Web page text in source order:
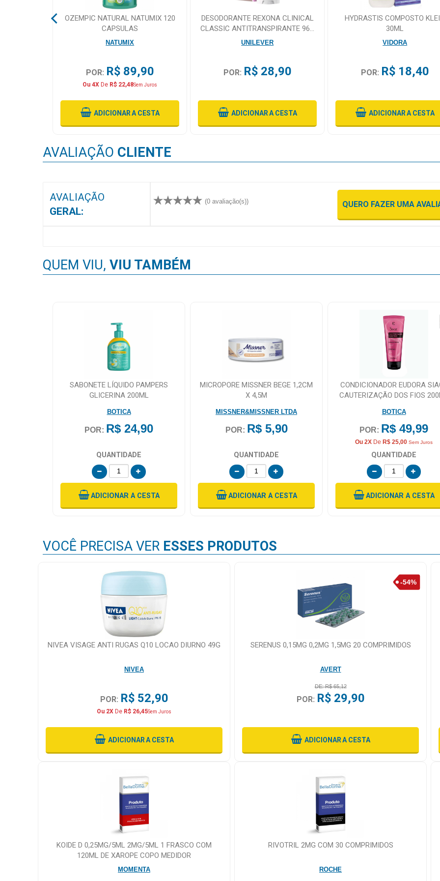
OZEMPIC NATURAL NATUMIX 120
CAPSULAS
NATUMIX
POR: R$ 89,90
Ou 4X De R$ 22,48Sem Juros
ADICIONARA CESTA
DESODORANTE REXONA CLINICAL
CLASSIC ANTITRANSPIRANTE 96H
CREME 58G
UNILEVER
POR: R$ 28,90
ADICIONARA CESTA
HYDRASTIS COMPOSTO
30ML
VIDORA
POR: R$ 18,40
ADICIONARA CESTA
AVALIAÇÃO CLIENTE
AVALIAÇÃO
GERAL:
(0 avaliação(s)) QUERO FAZER UMA
QUEM VIU, VIU TAMBÉM
SABONETE LÍQUIDO PAMPERS
GLICERINA 200ML
BOTICA
POR: R$ 24,90
QUANTIDADE
ADICIONAR A CESTA
MICROPORE MISSNER BEGE 1,2CM
X 4,5M
MISSNER&MISSNER LTDA
POR: R$ 5,90
QUANTIDADE
ADICIONAR A CESTA
CONDICIONADOR EUDORA
CAUTERIZAÇÃO DOS FIOS
BOTICA
POR: R$ 49,99
Ou 2X De R$ 25,00 Sem Juros
QUANTIDADE
ADICIONAR A CESTA
VOCÊ PRECISA VER ESSES PRODUTOS
NIVEA VISAGE ANTI RUGAS Q10 LOCAO DIURNO 49G
NIVEA
POR: R$ 52,90
Ou 2X De R$ 26,45Sem Juros
ADICIONARA CESTA
SERENUS 0,15MG 0,2MG 1,5MG 20 COMPRIMIDOS
AVERT
DE: R$ 65,12
POR: R$ 29,90
ADICIONARA CESTA
KOIDE D 0,25MG/5ML 2MG/5ML 1 FRASCO COM
120ML DE XAROPE COPO MEDIDOR
MOMENTA
RIVOTRIL 2MG COM 30 COMPRIMIDOS
ROCHE